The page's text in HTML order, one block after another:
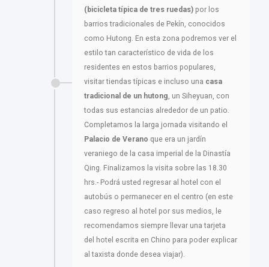
(bicicleta típica de tres ruedas) por los
barrios tradicionales de Pekín, conocidos
como Hutong. En esta zona podremos ver el
estilo tan característico de vida de los
residentes en estos barrios populares,
visitar tiendas típicas e incluso una casa
tradicional de un hutong, un Siheyuan, con
todas sus estancias alrededor de un patio.
Completamos la larga jornada visitando el
Palacio de Verano que era un jardín
veraniego de la casa imperial de la Dinastía
Qing. Finalizamos la visita sobre las 18.30
hrs.- Podrá usted regresar al hotel con el
autobús o permanecer en el centro (en este
caso regreso al hotel por sus medios, le
recomendamos siempre llevar una tarjeta
del hotel escrita en Chino para poder explicar
al taxista donde desea viajar).